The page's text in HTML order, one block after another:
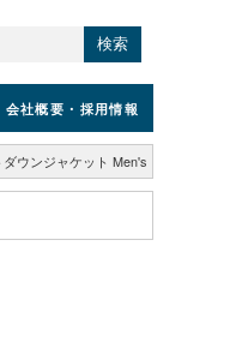
検索
会社概要 ・採用情報
ウンジャケット Men's